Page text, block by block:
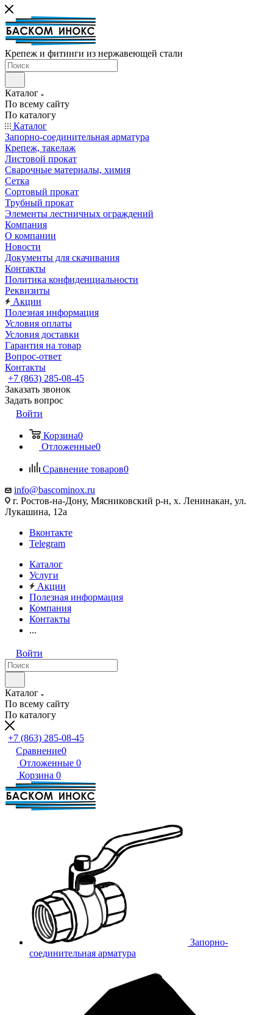
Крепеж и фитинги из нержавеющей стали
Каталог
По всему сайту
По каталогу
Каталог
Запорно-соединительная арматура
Крепеж, такелаж
Листовой прокат
Сварочные материалы, химия
Сетка
Сортовый прокат
Трубный прокат
Элементы лестничных ограждений
Компания
О компании
Новости
Документы для скачивания
Контакты
Политика конфиденциальности
Реквизиты
Акции
Полезная информация
Условия оплаты
Условия доставки
Гарантия на товар
Вопрос-ответ
Контакты
+7 (863) 285-08-45
Заказать звонок
Задать вопрос
Войти
Корзина0
Отложенные0
Сравнение товаров0
info@bascominox.ru
г. Ростов-на-Дону, Мясниковский р-н, х. Ленинакан, ул.
Лукашина, 12а
Вконтакте
Telegram
Каталог
Услуги
Акции
Полезная информация
Компания
Контакты
...
Войти
Каталог
По всему сайту
По каталогу
+7 (863) 285-08-45
Сравнение0
Отложенные 0
Корзина 0
Запорно-
соединительная арматура